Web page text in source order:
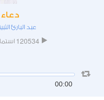
عبد البارئ
120534
00:00